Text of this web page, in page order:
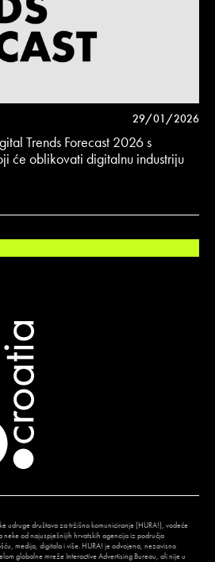
29/01/2026
Trends Forecast 2026 s
će oblikovati digitalnu industriju
udruge društava za tržišno komuniciranje (HURA!), vodeće
od najuspješnijih hrvatskih agencija iz područja
medija, digitala i više. HURA! je odvojena, nezavisno
globalne mreže Interactive Advertising Bureau, ali nije u